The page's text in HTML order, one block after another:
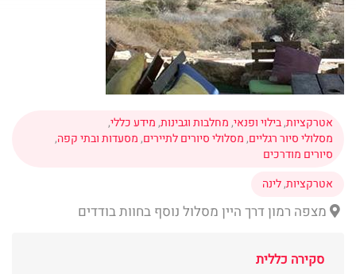
אטרקציות,בילוי ופנאי,מחלבות וגבינות,מידע כללי,
מסלולי סיור רגליים,מסלולי סיורים לתיירים,מסעדות ובתי קפה,
סיורים מודרכים
אטרקציות,לינה
מצפה רמון דרך היין מסלול נוסף בחוות בודדים
סקירה כללית